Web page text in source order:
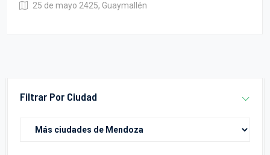
Filtrar Por Ciudad
25 de mayo 2425, Guaymallén